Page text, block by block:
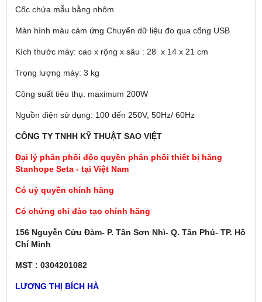
Cốc chứa mẫu bằng nhôm
Màn hình màu cảm ứng Chuyển dữ liệu đo qua cổng USB
Kích thước máy: cao x rộng x sâu : 28 x 14 x 21 cm
Trọng lượng máy: 3 kg
Công suất tiêu thụ: maximum 200W
Nguồn điện sử dụng: 100 đến 250V, 50Hz/ 60Hz
CÔNG TY TNHH KỸ THUẬT SAO VIỆT
Đại lý phân phối độc quyền phân phối thiết bị hãng
Stanhope Seta - tại Việt Nam
Có uỷ quyền chính hãng
Có chứng chỉ đào tạo chính hãng
156 Nguyễn Cửu Đàm- P. Tân Sơn Nhì- Q. Tân Phú- TP. Hồ
Chí Minh
MST : 0304201082
LƯƠNG THỊ BÍCH HÀ